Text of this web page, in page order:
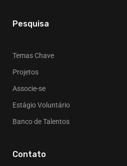
Pesquisa
Temas Chave
Projetos
Associe-se
Estágio Voluntário
Banco de Talentos
Contato